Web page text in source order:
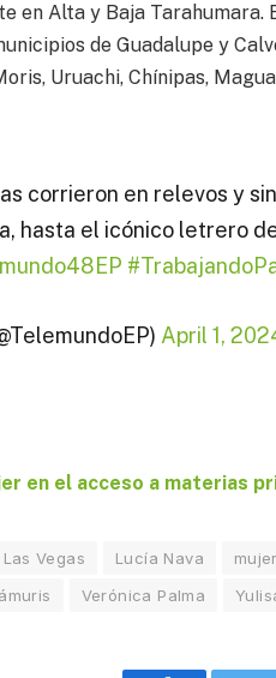
en Alta y Baja Tarahumara.
de Guadalupe y
Uruachi, Chínipas,
corrieron en relevos y
hasta el icónico letrero
April 1,
en el acceso a materias
Las Vegas Lucía Nava
Verónica Palma